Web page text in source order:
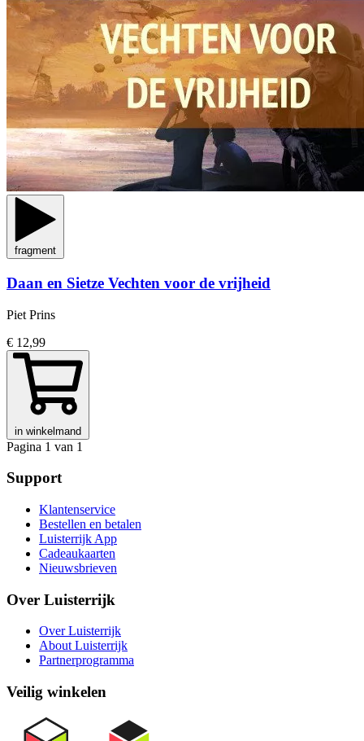
fragment
Daan en Sietze Vechten voor de vrijheid
Piet Prins
€ 12,99
in winkelmand
Pagina 1 van 1
Support
Klantenservice
Bestellen en betalen
Luisterrijk App
Cadeaukaarten
Nieuwsbrieven
Over Luisterrijk
Over Luisterrijk
About Luisterrijk
Partnerprogramma
Veilig winkelen